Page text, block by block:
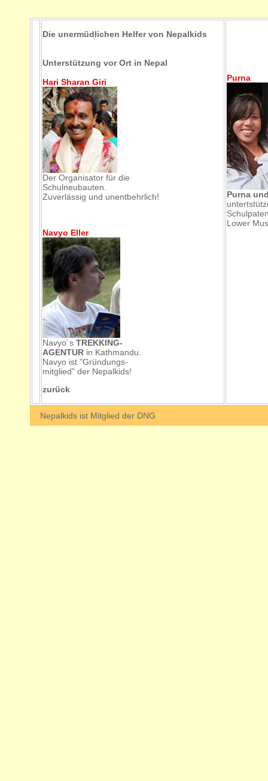
Die unermüdlichen Helfer von Nepalkids
Unterstützung vor Ort in Nepal
Hari Sharan Giri
Der Organisator für die
Schulneubauten.
Zuverlässig und unentbehrlich!
Navyo Eller
Navyo`s TREKKING-
AGENTUR in Kathmandu.
Navyo ist "Gründungs-
mitglied" der Nepalkids!
zurück
Purna
Purna
Lower
Nepalkids ist Mitglied der DNG